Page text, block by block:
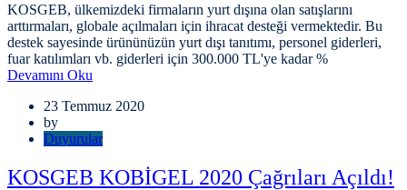
KOSGEB, ülkemizdeki firmaların yurt dışına olan satışlarını
arttırmaları, globale açılmaları için ihracat desteği vermektedir. Bu
destek sayesinde ürününüzün yurt dışı tanıtımı, personel giderleri,
fuar katılımları vb. giderleri için 300.000 TL'ye kadar %
Devamını Oku
23 Temmuz 2020
by
Duyurular
KOSGEB KOBİGEL 2020 Çağrıları Açıldı!